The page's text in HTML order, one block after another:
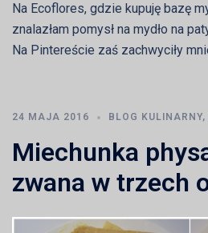
Na Ecoflores, gdzie kupuję bazę
znalazłam pomysł na mydło na
Na Pintereście zaś zachwyciły
24 MAJA 2016 BLOG KULINARNY,
Miechunka
zwana w trzech